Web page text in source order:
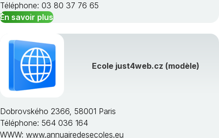
Téléphone: 03 80 37 76 65
En savoir plus
Ecole just4web.cz (modèle)
Dobrovského 2366, 58001 Paris
Téléphone: 564 036 164
WWW: www.annuairedesecoles.eu